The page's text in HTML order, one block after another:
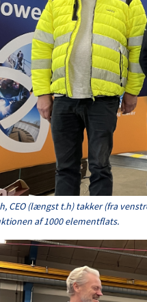
CEO (længst t.h) takker (fra
af 1000 elementflats.